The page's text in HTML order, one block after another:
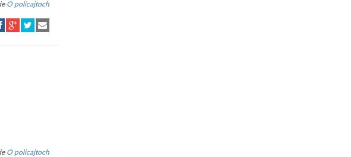
O policajtoch
O policajtoch